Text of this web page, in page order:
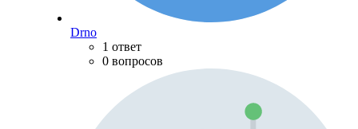
Drno
1 ответ
0 вопросов